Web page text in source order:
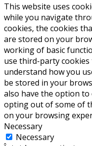
This website uses
while you navigate
cookies, the cookies
are stored on your
working of basic
use third-party
understand how you
be stored in your
also have the option
opting out of some of
on your browsing
Necessary
Necessary